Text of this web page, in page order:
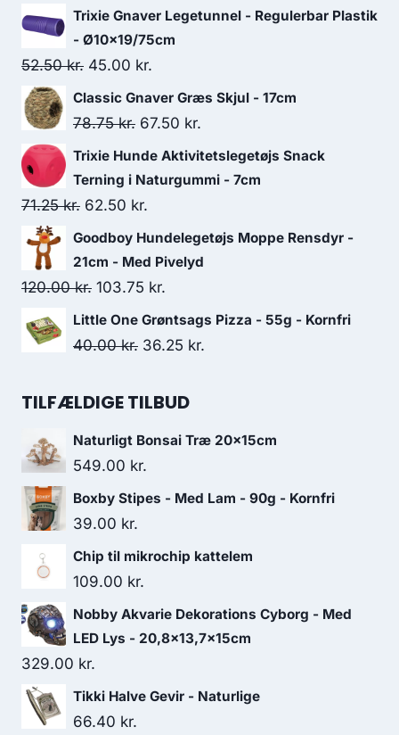
Trixie Gnaver Legetunnel - Regulerbar Plastik
- Ø10x19/75cm
52.50kr. Den
oprindelige
pris
52.50 kr..
45.00 kr.
aktuelle
pris
45.00 kr..
Classic Gnaver Græs Skjul - 17cm
78.75kr. Den
oprindelige
pris
var:
78.75 kr..
67.50 kr.
aktuelle
pris
67.50 kr..
Trixie Hunde Aktivitetslegetøjs Snack
Terning i Naturgummi - 7cm
71.25kr. Den
oprindelige
pris
var:
71.25 kr..
62.50 kr.
aktuelle
pris
er:
62.50 kr..
Goodboy Hundelegetøjs Moppe Rensdyr -
21cm - Med Pivelyd
120.00kr. Den
oprindelige
pris
120.00 kr..
103.75 kr.
aktuelle
pris
103.75 kr..
Little One Grøntsags Pizza - 55g - Kornfri
40.00kr. Den
pris
40.00 kr..
36.25 kr.
36.25 kr..
TILFÆLDIGE TILBUD
Naturligt Bonsai Træ 20x15cm
549.00 kr.
Boxby Stipes - Med Lam - 90g - Kornfri
39.00 kr.
Chip til mikrochip kattelem
109.00 kr.
Nobby Akvarie Dekorations Cyborg - Med
LED Lys - 20,8x13,7x15cm
329.00 kr.
Tikki Halve Gevir - Naturlige
66.40 kr.